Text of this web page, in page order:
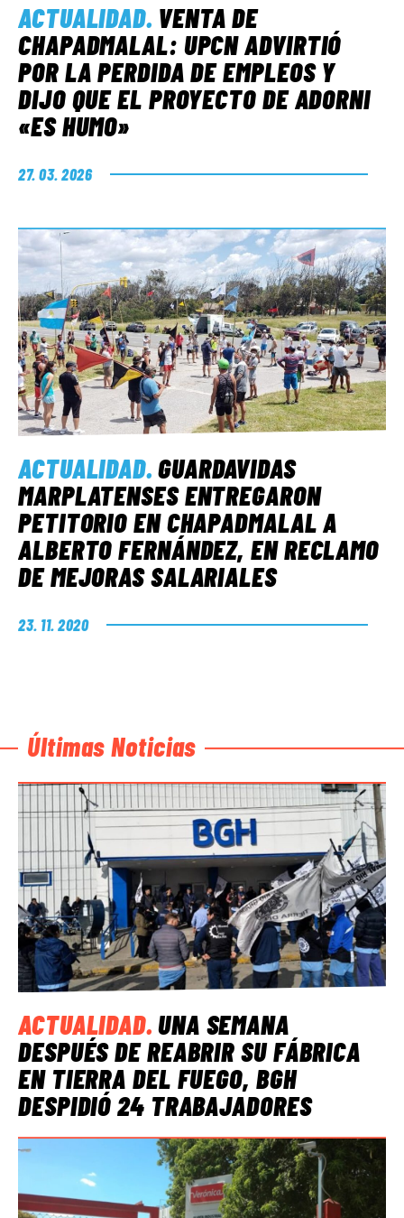
ACTUALIDAD. VENTA DE
CHAPADMALAL: UPCN ADVIRTIÓ
POR LA PERDIDA DE EMPLEOS Y
DIJO QUE EL PROYECTO DE ADORNI
«ES HUMO»
27. 03. 2026
ACTUALIDAD.GUARDAVIDAS
MARPLATENSES ENTREGARON
PETITORIO EN CHAPADMALAL A
ALBERTO FERNÁNDEZ, EN RECLAMO
DE MEJORAS SALARIALES
23. 11. 2020
Últimas Noticias
ACTUALIDAD.UNA SEMANA
DESPUÉS DE REABRIR SU FÁBRICA
EN TIERRA DEL FUEGO, BGH
DESPIDIÓ 24 TRABAJADORES